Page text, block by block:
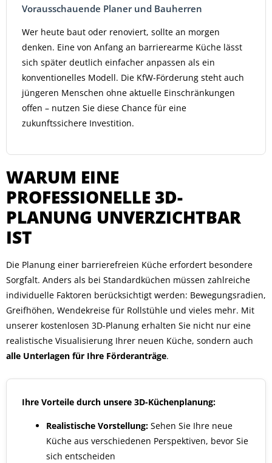
Vorausschauende Planer und Bauherren
Wer heute baut oder renoviert, sollte an morgen
denken. Eine von Anfang an barrierearme Küche lässt
sich später deutlich einfacher anpassen als ein
konventionelles Modell. Die KfW-Förderung steht auch
jüngeren Menschen ohne aktuelle Einschränkungen
offen – nutzen Sie diese Chance für eine
zukunftssichere Investition.
WARUM EINE
PROFESSIONELLE 3D-
PLANUNG UNVERZICHTBAR
IST
Die Planung einer barrierefreien Küche erfordert besondere
Sorgfalt. Anders als bei Standardküchen müssen zahlreiche
individuelle Faktoren berücksichtigt werden: Bewegungsradien,
Greifhöhen, Wendekreise für Rollstühle und vieles mehr. Mit
unserer kostenlosen 3D-Planung erhalten Sie nicht nur eine
realistische Visualisierung Ihrer neuen Küche, sondern auch
alle Unterlagen für Ihre Förderanträge.
Ihre Vorteile durch unsere 3D-Küchenplanung:
Realistische Vorstellung: Sehen Sie Ihre neue
Küche aus verschiedenen Perspektiven, bevor Sie
sich entscheiden